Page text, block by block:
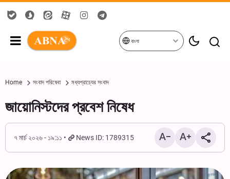
বাংলা
Home সংবাদ পরিষেবা মধ্যপ্রাচ্যের সংবাদ
জায়োনিস্টদের প্রবেশ নিষেধ
৭ মার্চ ২০২৬ - ১৯:১১ News ID: 1789315